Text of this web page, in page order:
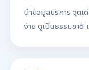
นำข้อมูลบริการ จุดเ
ง่าย ดูเป็นธรรมชาติ